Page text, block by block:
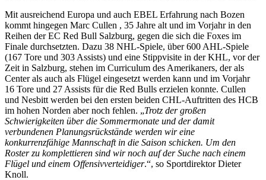
Mit ausreichend Europa und auch EBEL Erfahrung nach Bozen
kommt hingegen Marc Cullen , 35 Jahre alt und im Vorjahr in den
Reihen der EC Red Bull Salzburg, gegen die sich die Foxes im
Finale durchsetzten. Dazu 38 NHL-Spiele, über 600 AHL-Spiele
(167 Tore und 303 Assists) und eine Stippvisite in der KHL, vor der
Zeit in Salzburg, stehen im Curriculum des Amerikaners, der als
Center als auch als Flügel eingesetzt werden kann und im Vorjahr
16 Tore und 27 Assists für die Red Bulls erzielen konnte. Cullen
und Nesbitt werden bei den ersten beiden CHL-Auftritten des HCB
im hohen Norden aber noch fehlen. „Trotz der großen
Schwierigkeiten über die Sommermonate und der damit
verbundenen Planungsrückstände werden wir eine
konkurrenzfähige Mannschaft in die Saison schicken. Um den
Roster zu komplettieren sind wir noch auf der Suche nach einem
Flügel und einem Offensivverteidiger.“, so Sportdirektor Dieter
Knoll.